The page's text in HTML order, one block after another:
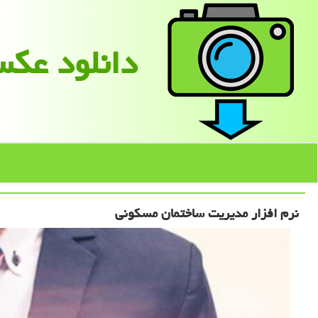
دانلود
نرم افزار مدیریت ساختمان مسکونی